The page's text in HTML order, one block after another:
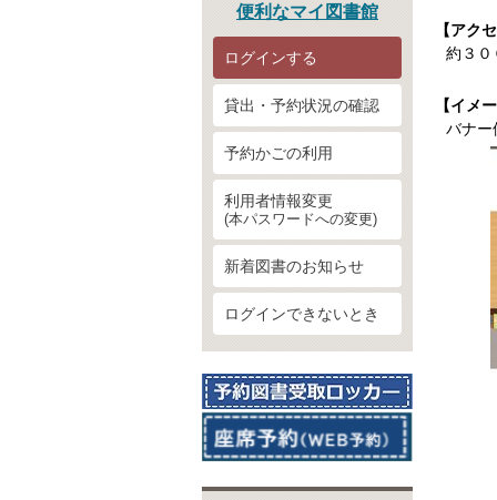
便利なマイ図書館
ログインする
貸出・予約状況の確認
予約かごの利用
利用者情報変更
(本パスワードへの変更)
新着図書のお知らせ
ログインできないとき
【アク
約３０
【イメ
バナー